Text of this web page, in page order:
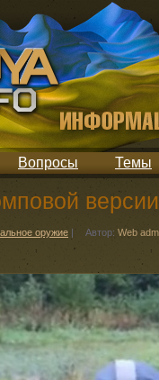
Вопросы Темы
оружие | Автор: Web